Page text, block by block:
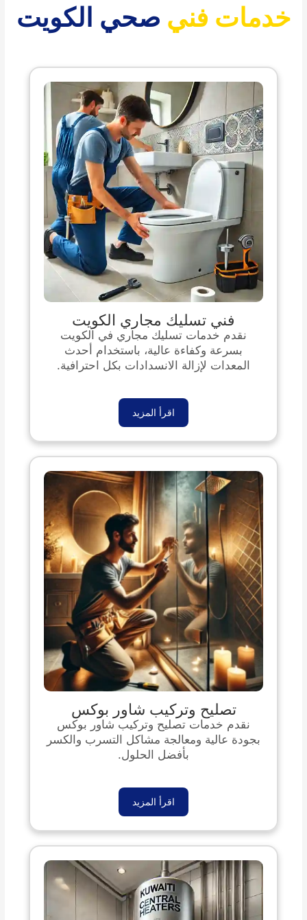
خدمات فني صحي الكويت
فني تسليك مجاري الكويت
نقدم خدمات تسليك مجاري في الكويت
بسرعة وكفاءة عالية، باستخدام أحدث
المعدات لإزالة الانسدادات بكل احترافية.
اقرأ المزيد
تصليح وتركيب شاور بوكس
نقدم خدمات تصليح وتركيب شاور بوكس
بجودة عالية ومعالجة مشاكل التسرب والكسر
بأفضل الحلول.
اقرأ المزيد